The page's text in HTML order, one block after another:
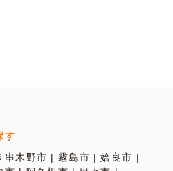
す
串木野市 霧島市
姶良市